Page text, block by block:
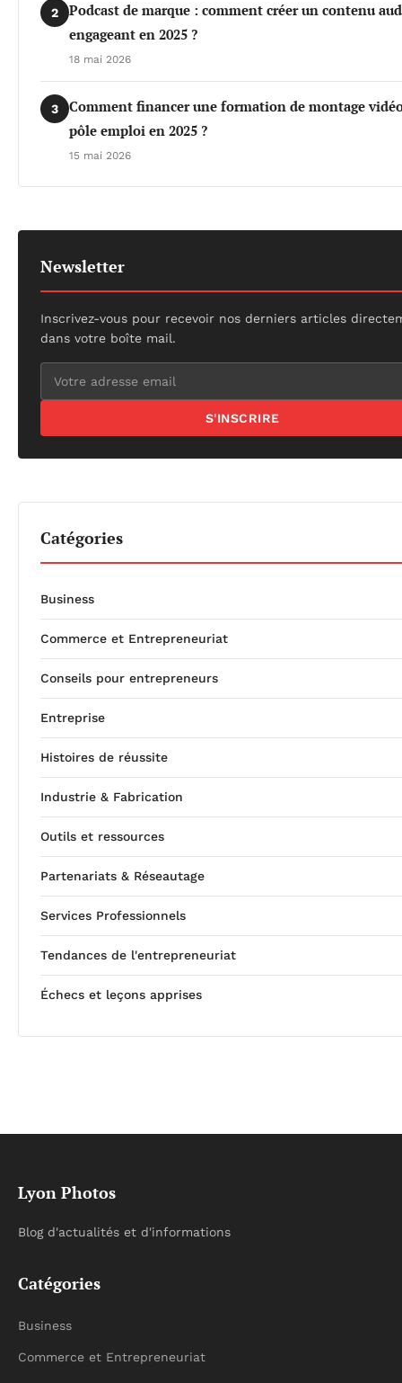
2
Podcast de marque : comment créer un contenu
engageant en 2025 ?
18 mai 2026
3
Comment financer une formation de montage
pôle emploi en 2025 ?
15 mai 2026
Newsletter
Inscrivez-vous pour recevoir nos derniers articles
dans votre boîte mail.
S'INSCRIRE
Catégories
Business
Commerce et Entrepreneuriat
Conseils pour entrepreneurs
Entreprise
Histoires de réussite
Industrie & Fabrication
Outils et ressources
Partenariats & Réseautage
Services Professionnels
Tendances de l'entrepreneuriat
Échecs et leçons apprises
Lyon Photos
Blog d'actualités et d'informations
Catégories
Business
Commerce et Entrepreneuriat